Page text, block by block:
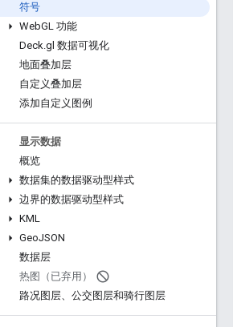
符号
WebGL 功能
Deck.gl 数据可视化
地面叠加层
自定义叠加层
添加自定义图例
显示数据
概览
数据集的数据驱动型样式
边界的数据驱动型样式
KML
GeoJSON
数据层
热图（已弃用）
路况图层、公交图层和骑行图层